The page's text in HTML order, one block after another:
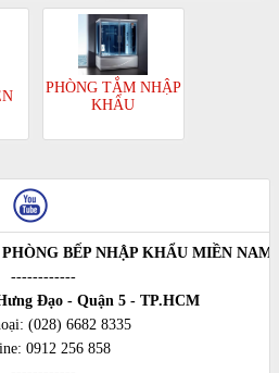
PHÒNG TẮM NHẬP
KHẨU
BẾP NHẬP KHẨU MIỀN NAM
------------
Đạo - Quận 5 - TP.HCM
(028) 6682 8335
0912 256 858